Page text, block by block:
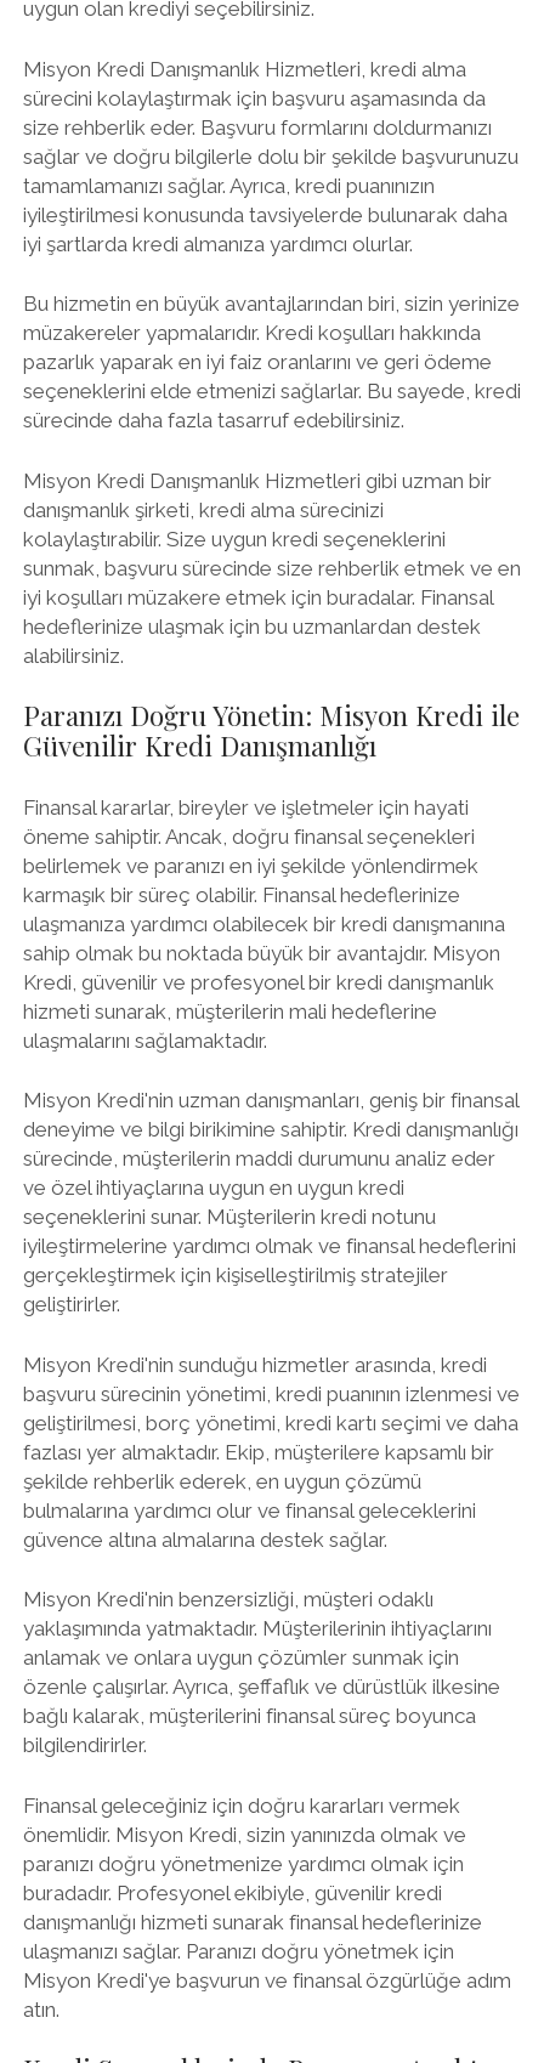
uygun olan krediyi seçebilirsiniz.
Misyon Kredi Danışmanlık Hizmetleri, kredi alma
sürecini kolaylaştırmak için başvuru aşamasında da
size rehberlik eder. Başvuru formlarını doldurmanızı
sağlar ve doğru bilgilerle dolu bir şekilde başvurunuzu
tamamlamanızı sağlar. Ayrıca, kredi puanınızın
iyileştirilmesi konusunda tavsiyelerde bulunarak daha
iyi şartlarda kredi almanıza yardımcı olurlar.
Bu hizmetin en büyük avantajlarından biri, sizin yerinize
müzakereler yapmalarıdır. Kredi koşulları hakkında
pazarlık yaparak en iyi faiz oranlarını ve geri ödeme
seçeneklerini elde etmenizi sağlarlar. Bu sayede, kredi
sürecinde daha fazla tasarruf edebilirsiniz.
Misyon Kredi Danışmanlık Hizmetleri gibi uzman bir
danışmanlık şirketi, kredi alma sürecinizi
kolaylaştırabilir. Size uygun kredi seçeneklerini
sunmak, başvuru sürecinde size rehberlik etmek ve en
iyi koşulları müzakere etmek için buradalar. Finansal
hedeflerinize ulaşmak için bu uzmanlardan destek
alabilirsiniz.
Paranızı Doğru Yönetin: Misyon Kredi ile
Güvenilir Kredi Danışmanlığı
Finansal kararlar, bireyler ve işletmeler için hayati
öneme sahiptir. Ancak, doğru finansal seçenekleri
belirlemek ve paranızı en iyi şekilde yönlendirmek
karmaşık bir süreç olabilir. Finansal hedeflerinize
ulaşmanıza yardımcı olabilecek bir kredi danışmanına
sahip olmak bu noktada büyük bir avantajdır. Misyon
Kredi, güvenilir ve profesyonel bir kredi danışmanlık
hizmeti sunarak, müşterilerin mali hedeflerine
ulaşmalarını sağlamaktadır.
Misyon Kredi'nin uzman danışmanları, geniş bir finansal
deneyime ve bilgi birikimine sahiptir. Kredi danışmanlığı
sürecinde, müşterilerin maddi durumunu analiz eder
ve özel ihtiyaçlarına uygun en uygun kredi
seçeneklerini sunar. Müşterilerin kredi notunu
iyileştirmelerine yardımcı olmak ve finansal hedeflerini
gerçekleştirmek için kişiselleştirilmiş stratejiler
geliştirirler.
Misyon Kredi'nin sunduğu hizmetler arasında, kredi
başvuru sürecinin yönetimi, kredi puanının izlenmesi ve
geliştirilmesi, borç yönetimi, kredi kartı seçimi ve daha
fazlası yer almaktadır. Ekip, müşterilere kapsamlı bir
şekilde rehberlik ederek, en uygun çözümü
bulmalarına yardımcı olur ve finansal geleceklerini
güvence altına almalarına destek sağlar.
Misyon Kredi'nin benzersizliği, müşteri odaklı
yaklaşımında yatmaktadır. Müşterilerinin ihtiyaçlarını
anlamak ve onlara uygun çözümler sunmak için
özenle çalışırlar. Ayrıca, şeffaflık ve dürüstlük ilkesine
bağlı kalarak, müşterilerini finansal süreç boyunca
bilgilendirirler.
Finansal geleceğiniz için doğru kararları vermek
önemlidir. Misyon Kredi, sizin yanınızda olmak ve
paranızı doğru yönetmenize yardımcı olmak için
buradadır. Profesyonel ekibiyle, güvenilir kredi
danışmanlığı hizmeti sunarak finansal hedeflerinize
ulaşmanızı sağlar. Paranızı doğru yönetmek için
Misyon Kredi'ye başvurun ve finansal özgürlüğe adım
atın.